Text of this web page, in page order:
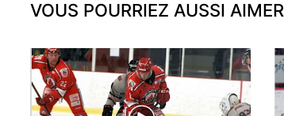
VOUS POURRIEZ AUSSI AIMER